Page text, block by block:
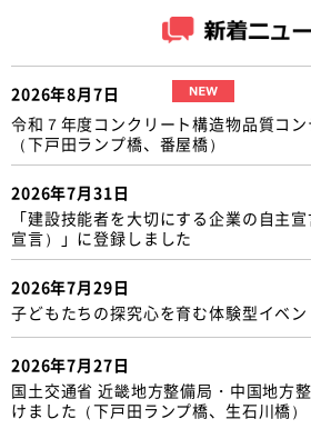
2026年8月7日
令和７年度コンクリート構造物品質コ
（下戸田ランプ橋、番屋橋）
2026年7月31日
「建設技能者を大切にする企業の自主
宣言）」に登録しました
2026年7月29日
子どもたちの探究心を育む体験型イベ
2026年7月27日
国土交通省 近畿地方整備局・中国地方
けました（下戸田ランプ橋、生石川橋）